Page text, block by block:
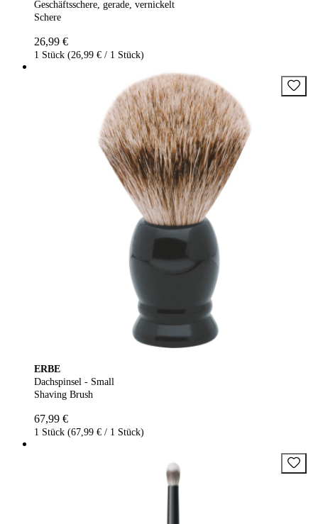
Geschäftsschere, gerade, vernickelt
Schere
26,99 €
1 Stück (26,99 € / 1 Stück)
ERBE
Dachspinsel - Small
Shaving Brush
67,99 €
1 Stück (67,99 € / 1 Stück)